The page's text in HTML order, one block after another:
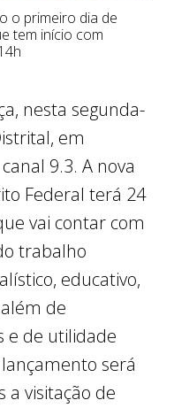
o primeiro dia de
tem início com
nesta segunda-
em
9.3. A nova
Federal terá 24
vai contar com
trabalho
educativo,
de
e de utilidade
será
a visitação de